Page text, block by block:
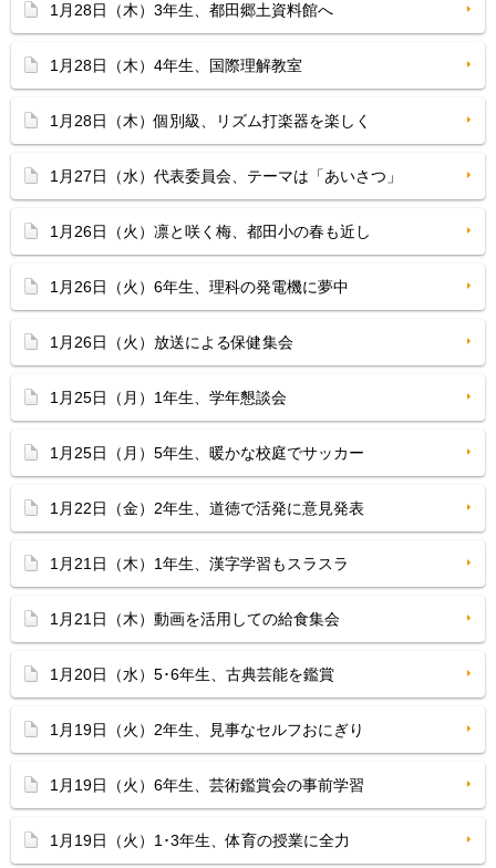
1月28日（木）3年生、都田郷土資料館へ
1月28日（木）4年生、国際理解教室
1月28日（木）個別級、リズム打楽器を楽しく
1月27日（水）代表委員会、テーマは「あいさつ」
1月26日（火）凛と咲く梅、都田小の春も近し
1月26日（火）6年生、理科の発電機に夢中
1月26日（火）放送による保健集会
1月25日（月）1年生、学年懇談会
1月25日（月）5年生、暖かな校庭でサッカー
1月22日（金）2年生、道徳で活発に意見発表
1月21日（木）1年生、漢字学習もスラスラ
1月21日（木）動画を活用しての給食集会
1月20日（水）5･6年生、古典芸能を鑑賞
1月19日（火）2年生、見事なセルフおにぎり
1月19日（火）6年生、芸術鑑賞会の事前学習
1月19日（火）1･3年生、体育の授業に全力